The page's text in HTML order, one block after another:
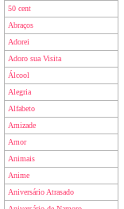
50 cent
Abraços
Adorei
Adoro sua Visita
Álcool
Alegria
Alfabeto
Amizade
Amor
Animais
Anime
Aniversário Atrasado